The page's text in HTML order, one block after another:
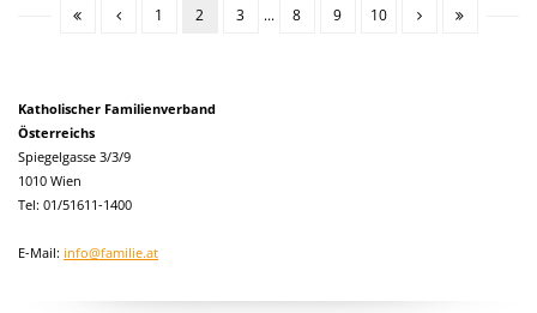
1 2 3 ... 8 9 10
Katholischer Familienverband
Österreichs
Spiegelgasse 3/3/9
1010 Wien
Tel: 01/51611-1400
E-Mail: info@familie.at